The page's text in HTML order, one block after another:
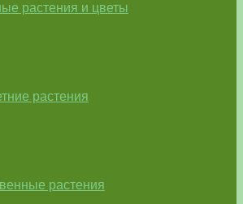
растения и цветы
растения
растения